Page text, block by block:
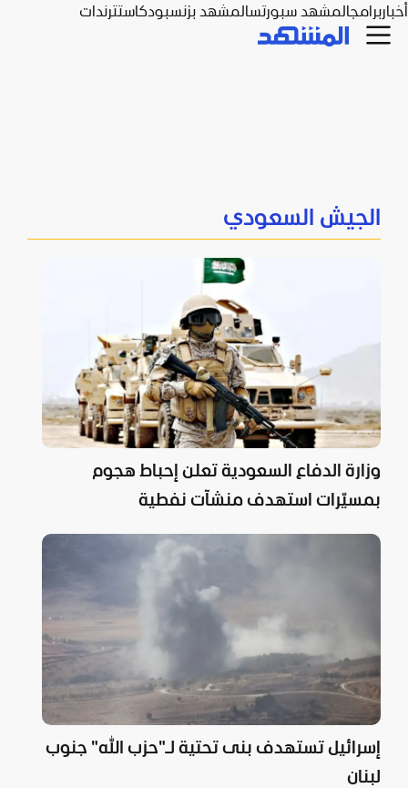
أخباربرامجالمشهد سبورتسالمشهد بزنسبودكاستترندات
الجيش السعودي
وزارة الدفاع السعودية تعلن إحباط هجوم
بمسيّرات استهدف منشآت نفطية
إسرائيل تستهدف بنى تحتية لـ"حزب الله" جنوب
لبنان